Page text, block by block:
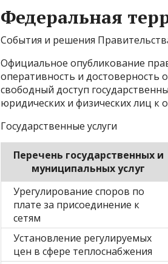
Федеральная
События и решения
Официальное опубликование
оперативность и достоверность
свободный доступ
юридических и физических лиц
Государственные услуги
Перечень государственных и
муниципальных услуг
Урегулирование споров по
плате за присоединение к
сетям
Установление регулируемых
цен в сфере теплоснабжения